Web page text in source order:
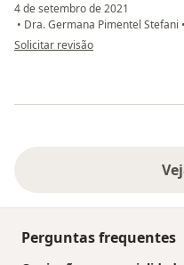
4 de setembro de 2021
• Dra. Germana Pimentel Stefani •
na opinião do utilizador Ana Paula
Solicitar revisão
Perguntas frequentes